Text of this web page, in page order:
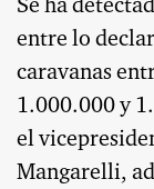
Se ha
entre lo
caravanas
1.000.000 y
el
Mangarelli,